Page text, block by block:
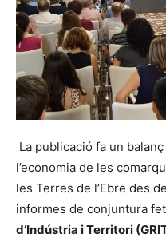
La publicació fa un
l’economia de les
les Terres de l’Ebre des
informes de conjuntura
d’Indústria i Territori